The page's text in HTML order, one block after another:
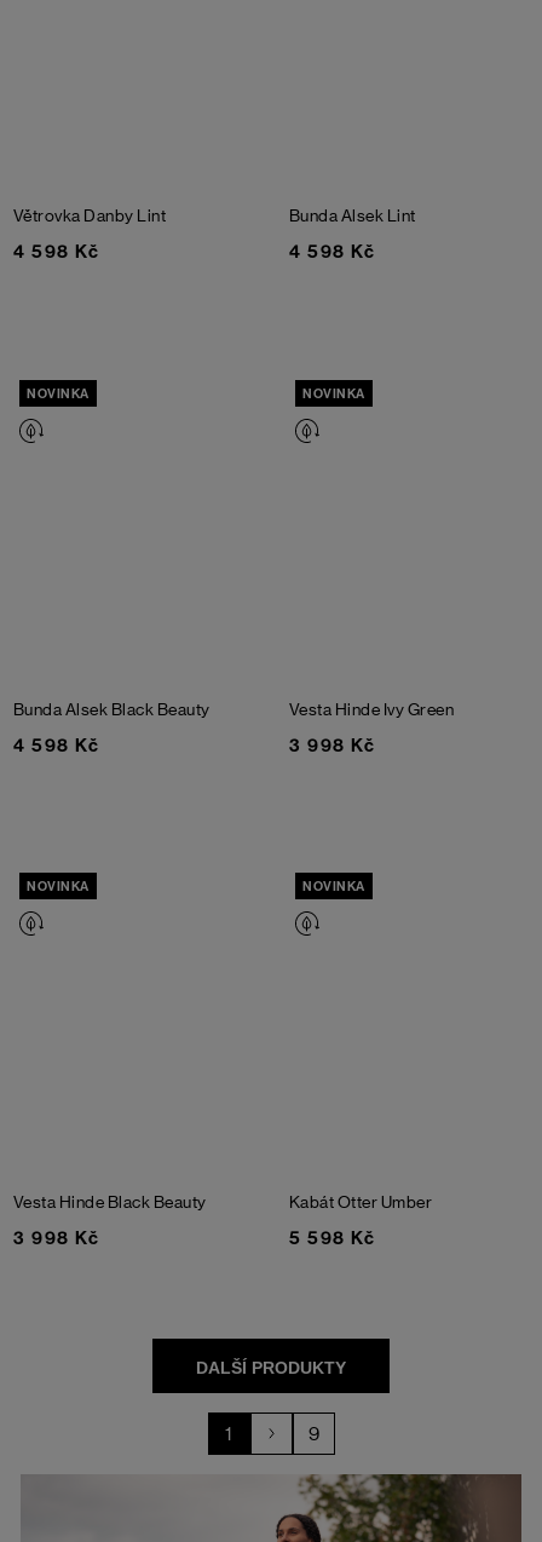
Větrovka Danby Lint
4 598 Kč
Bunda Alsek Lint
4 598 Kč
NOVINKA
Bunda Alsek Black Beauty
4 598 Kč
NOVINKA
Vesta Hinde Ivy Green
3 998 Kč
NOVINKA
Vesta Hinde Black Beauty
3 998 Kč
NOVINKA
Kabát OtterUmber
5 598 Kč
1 9